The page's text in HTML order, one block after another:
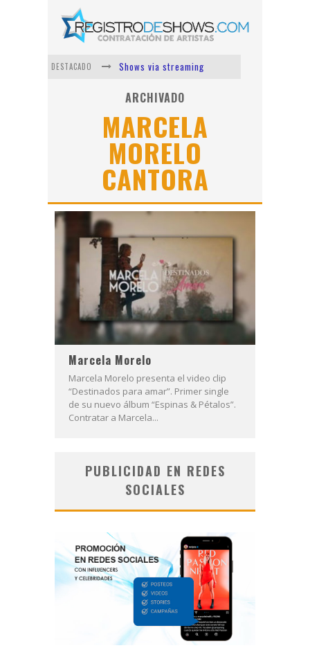
DESTACADO
Shows via streaming
Lit Killah
Nicki Nicole
Duki
Vi Em
Los Ángeles Azules
ARCHIVADO
MARCELA
MORELO
CANTORA
Marcela Morelo
Marcela Morelo presenta el video clip
“Destinados para amar”. Primer single
de su nuevo álbum “Espinas & Pétalos”.
Contratar a Marcela...
PUBLICIDAD EN REDES
SOCIALES